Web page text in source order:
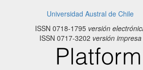
Universidad Austral de Chile
ISSN 0718-1795versión
ISSN 0717-3202 versión impresa